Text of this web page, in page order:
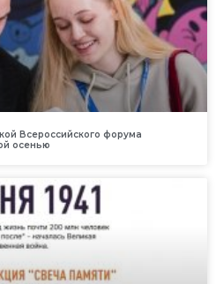
Всероссийского форума
осенью